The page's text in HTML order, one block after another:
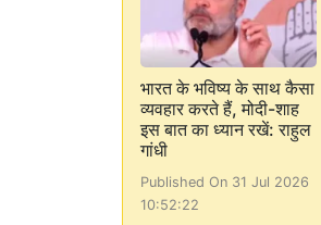
भारत के भविष्य के साथ कैसा
व्यवहार करते हैं, मोदी-शाह
इस बात का ध्यान रखें: राहुल
गांधी
Published On 31 Jul 2026
10:52:22